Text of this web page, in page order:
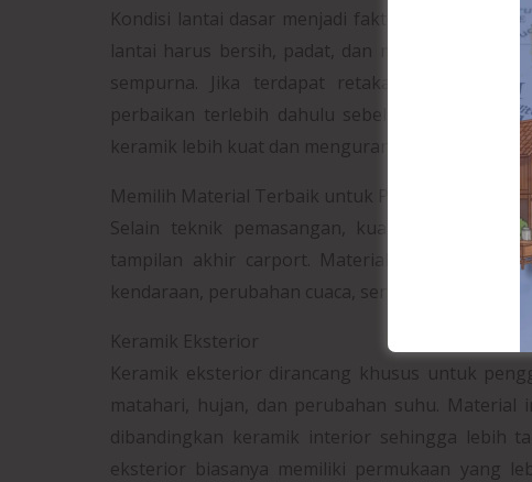
Kondisi lantai dasar menjadi faktor penting yang
lantai harus bersih, padat, dan memiliki tingkat
sempurna. Jika terdapat retakan, lubang,
perbaikan terlebih dahulu sebelum
keramik lebih kuat dan mengurangi risiko
Memilih Material Terbaik untuk Pasang Keramik
Selain teknik pemasangan, kualitas material
tampilan akhir carport. Material yang tepat
kendaraan, perubahan cuaca, serta penggunaan
Keramik Eksterior
Keramik eksterior dirancang khusus untuk
matahari, hujan, dan perubahan suhu.
dibandingkan keramik interior sehingga lebih
eksterior biasanya memiliki permukaan yang